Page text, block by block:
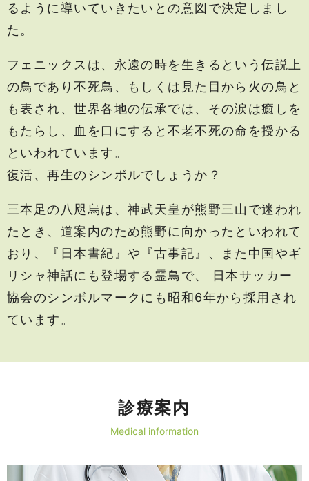
るように導いていきたいとの意図で決定しまし
た。
フェニックスは、永遠の時を生きるという伝説上
の鳥であり不死鳥、もしくは見た目から火の鳥と
も表され、世界各地の伝承では、その涙は癒しを
もたらし、血を口にすると不老不死の命を授かる
といわれています。
復活、再生のシンボルでしょうか？
三本足の八咫烏は、神武天皇が熊野三山で迷われ
たとき、道案内のため熊野に向かったといわれて
おり、
『日本書紀』や『古事記』、また中国やギ
リシャ神話にも登場する霊鳥で、
日本サッカー
協会のシンボルマークにも昭和6年から採用され
ています。
診療案内
Medical information